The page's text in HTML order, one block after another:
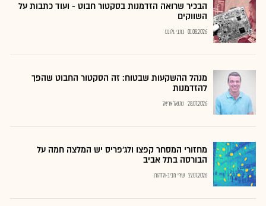
הבכיר שרואה הזדמנות בסקטור חבוט - ועוד כתבות על
השווקים
01.08.2026 כתבי גלובס
מנהל ההשקעות שבטוח: זה הסקטור החבוט שהפך
להזדמנות
28.07.2026 נתנאל אריאל
מחזורי המסחר קפצו ולג'פריס יש המלצה חמה על
הבורסה בתל אביב
27.07.2026 שירי חביב-ולדהורן